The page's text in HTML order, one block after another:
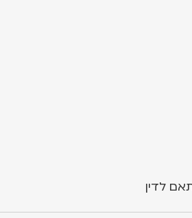
לדין